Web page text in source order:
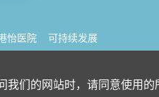
我们的网站时，请同意使用
怡医院 可持续发展
备2021035743号-1 沪公网安备